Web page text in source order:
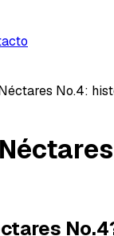
No.4: